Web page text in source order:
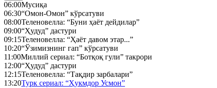
06:00Мусиқа
06:30“Омон-Омон” кўрсатуви
08:00Теленовелла: “Буни ҳаёт дейдилар”
09:00“Ҳудуд” дастури
09:15Теленовелла: “Ҳаёт давом этар...”
10:20“Ўзимизнинг гап” кўрсатуви
11:00Миллий сериал: “Ботқоқ гули” такрори
12:00“Ҳудуд” дастури
12:15Теленовелла: “Тақдир зарбалари”
13:20Турк сериал: “Ҳукмдор Усмон”